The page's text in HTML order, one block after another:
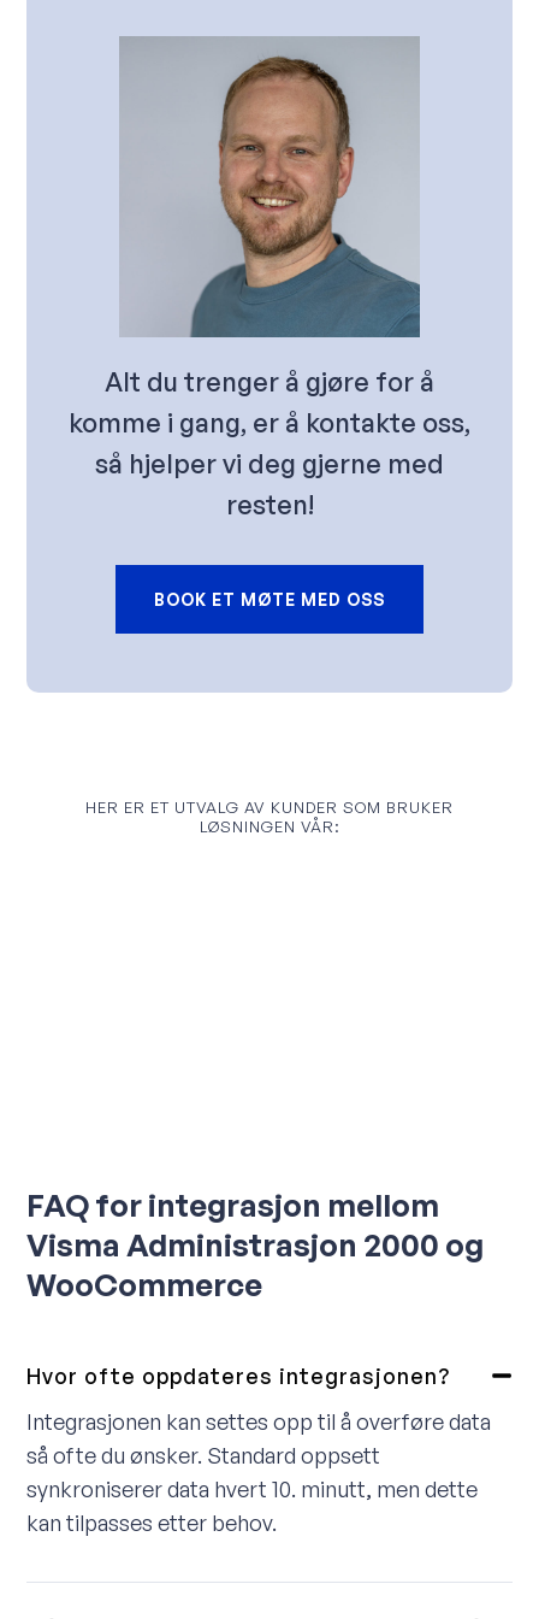
Alt du trenger å gjøre for å
komme i gang, er å kontakte oss,
så hjelper vi deg gjerne med
resten!
BOOK ET MØTE MED OSS
HER ER ET UTVALG AV KUNDER SOM BRUKER
LØSNINGEN VÅR:
FAQ for integrasjon mellom
Visma Administrasjon 2000 og
WooCommerce
Hvor ofte oppdateres integrasjonen?
Integrasjonen kan settes opp til å overføre data
så ofte du ønsker. Standard oppsett
synkroniserer data hvert 10. minutt, men dette
kan tilpasses etter behov.